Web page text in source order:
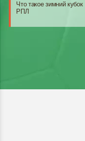
Что такое зимний кубок
РПЛ